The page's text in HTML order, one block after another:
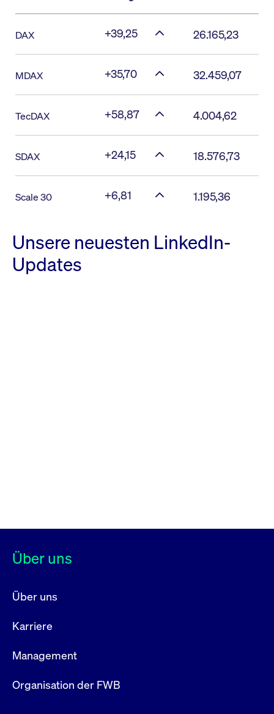
DAX +39,25 26.165,23
MDAX +35,70 32.459,07
TecDAX +58,87 4.004,62
SDAX +24,15 18.576,73
Scale 30 +6,81 1.195,36
Unsere neuesten LinkedIn-
Updates
Über uns
Über uns
Karriere
Management
Organisation der FWB